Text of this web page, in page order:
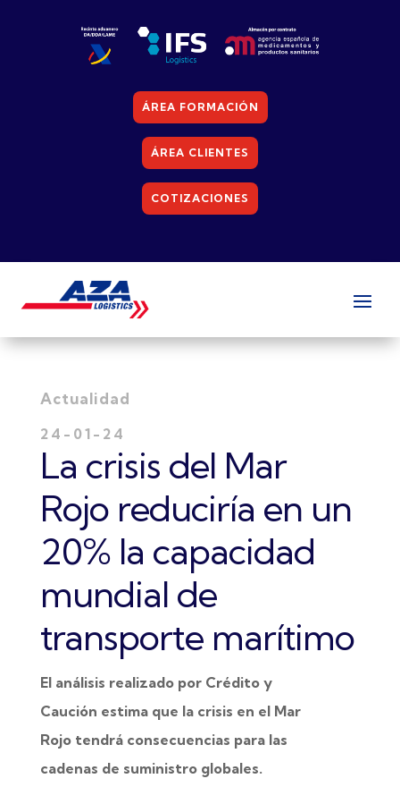
ÁREA FORMACIÓN
ÁREA CLIENTES
COTIZACIONES
Actualidad
24-01-24
La crisis del Mar
Rojo reduciría en un
20% la capacidad
mundial de
transporte marítimo
El análisis realizado por Crédito y
Caución estima que la crisis en el Mar
Rojo tendrá consecuencias para las
cadenas de suministro globales.